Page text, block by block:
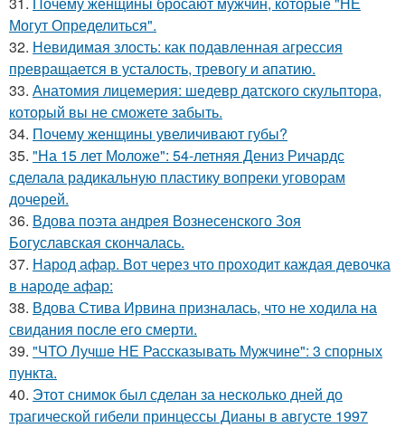
Могут Определиться".
32. Невидимая злость: как подавленная агрессия
превращается в усталость, тревогу и апатию.
33. Анатомия лицемерия: шедевр датского скульптора,
который вы не сможете забыть.
34. Почему женщины увеличивают губы?
35. "На 15 лет Моложе": 54-летняя Дениз Ричардс
сделала радикальную пластику вопреки уговорам
дочерей.
36. Вдова поэта андрея Вознесенского Зоя
Богуславская скончалась.
37. Народ афар. Вот через что проходит каждая девочка
в народе афар:
38. Вдова Стива Ирвина призналась, что не ходила на
свидания после его смерти.
39. "ЧТО Лучше НЕ Рассказывать Мужчине": 3 спорных
пункта.
40. Этот снимок был сделан за несколько дней до
трагической гибели принцессы Дианы в августе 1997